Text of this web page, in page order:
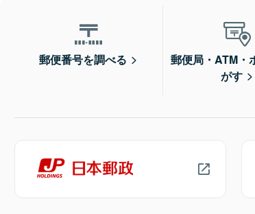
郵便番号を調べる
郵便局・ATM・
がす